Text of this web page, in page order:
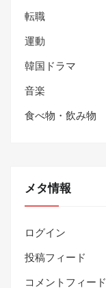
転職
運動
韓国ドラマ
音楽
食べ物・飲み物
メタ情報
ログイン
投稿フィード
コメントフィード